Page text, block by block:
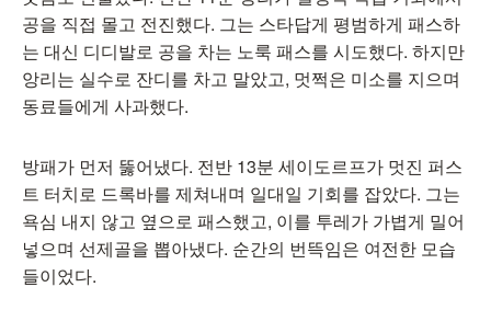
공을 직접 몰고 전진했다. 그는 스타답게 평범하게 패스하
는 대신 디디발로 공을 차는 노룩 패스를 시도했다. 하지만
앙리는 실수로 잔디를 차고 말았고, 멋쩍은 미소를 지으며
동료들에게 사과했다.
방패가 먼저 뚫어냈다. 전반 13분 세이도르프가 멋진 퍼스
트 터치로 드록바를 제쳐내며 일대일 기회를 잡았다. 그는
욕심 내지 않고 옆으로 패스했고, 이를 투레가 가볍게 밀어
넣으며 선제골을 뽑아냈다. 순간의 번뜩임은 여전한 모습
들이었다.